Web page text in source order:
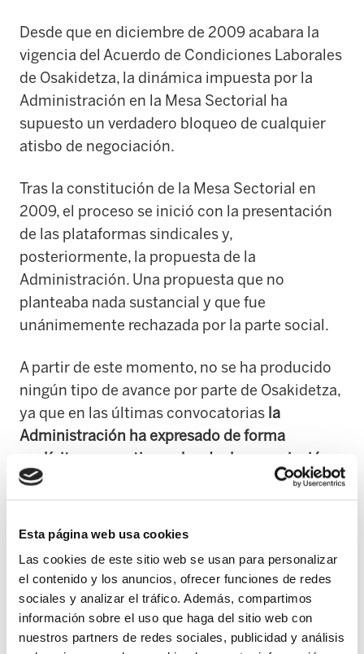
Esta página web usa cookies
Las cookies de este sitio web se usan para personalizar
el contenido y los anuncios, ofrecer funciones de redes
sociales y analizar el tráfico. Además, compartimos
información sobre el uso que haga del sitio web con
nuestros partners de redes sociales, publicidad y análisis
Desde que en diciembre de 2009 acabara la
vigencia del Acuerdo de Condiciones Laborales
de Osakidetza, la dinámica impuesta por la
Administración en la Mesa Sectorial ha
supuesto un verdadero bloqueo de cualquier
atisbo de negociación.
Tras la constitución de la Mesa Sectorial en
2009, el proceso se inició con la presentación
de las plataformas sindicales y,
posteriormente, la propuesta de la
Administración. Una propuesta que no
planteaba nada sustancial y que fue
unánimemente rechazada por la parte social.
A partir de este momento, no se ha producido
ningún tipo de avance por parte de Osakidetza,
ya que en las últimas convocatorias la
Administración ha expresado de forma
explícita su negativa a abordar la negociación
de un nuevo Acuerdo de Condiciones
Laborales.
Pero además de esta negativa a la negociación
colectiva (que ya es de por sí muy limitada en
la administración, es decir, cuando la patronal
es el gobierno y quien hace los decretos),
Osakidetza ha elaborado una estrategia para